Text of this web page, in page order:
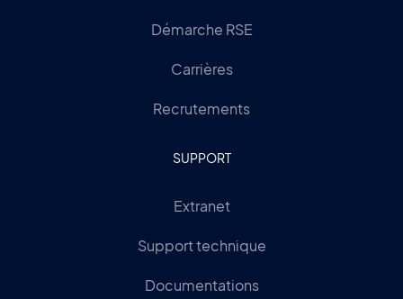
Démarche RSE
Carrières
Recrutements
SUPPORT
Extranet
Support technique
Documentations